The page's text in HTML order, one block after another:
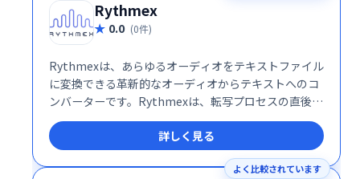
Rythmex
0.0 (0件)
Rythmexは、あらゆるオーディオをテキストファイル
に変換できる革新的なオーディオからテキストへのコ
ンバーターです。Rythmexは、転写プロセスの直後に
ファイルを編集するためのAdvancedEditorを提供し
ます。チームと役割を作成できます。
詳しく見る
よく比較されています